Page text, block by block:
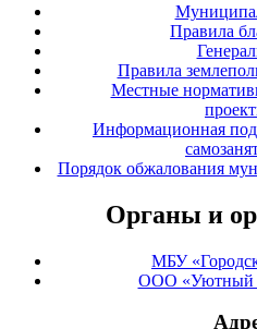
Правила
Правила
Местные
Информационная
Порядок обжалования
Органы и
МБУ
ООО «Уютный